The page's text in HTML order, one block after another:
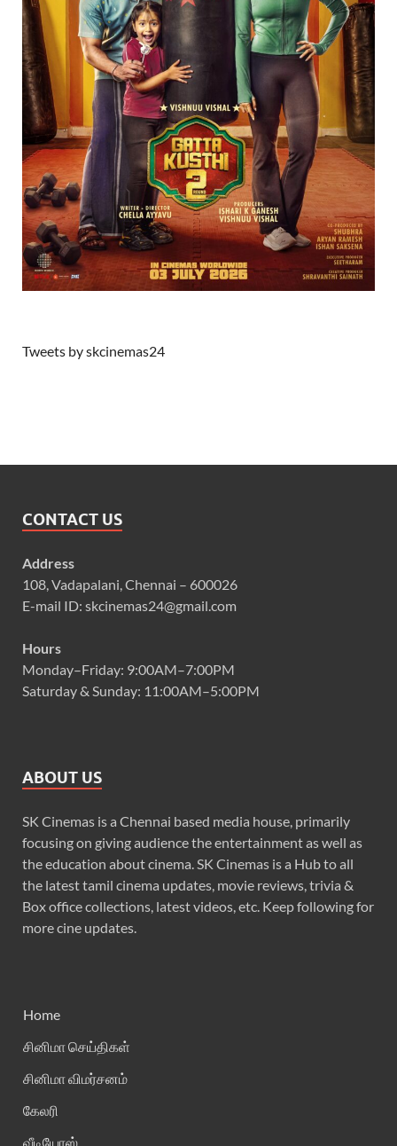
Tweets by skcinemas24
CONTACT US
Address
108, Vadapalani, Chennai – 600026
E-mail ID: skcinemas24@gmail.com
Hours
Monday–Friday: 9:00AM–7:00PM
Saturday & Sunday: 11:00AM–5:00PM
ABOUT US
SK Cinemas is a Chennai based media house, primarily
focusing on giving audience the entertainment as well as
the education about cinema. SK Cinemas is a Hub to all
the latest tamil cinema updates, movie reviews, trivia &
Box office collections, latest videos, etc. Keep following for
more cine updates.
Home
சினிமா செய்திகள்
சினிமா விமர்சனம்
கேலரி
வீடியோஸ்